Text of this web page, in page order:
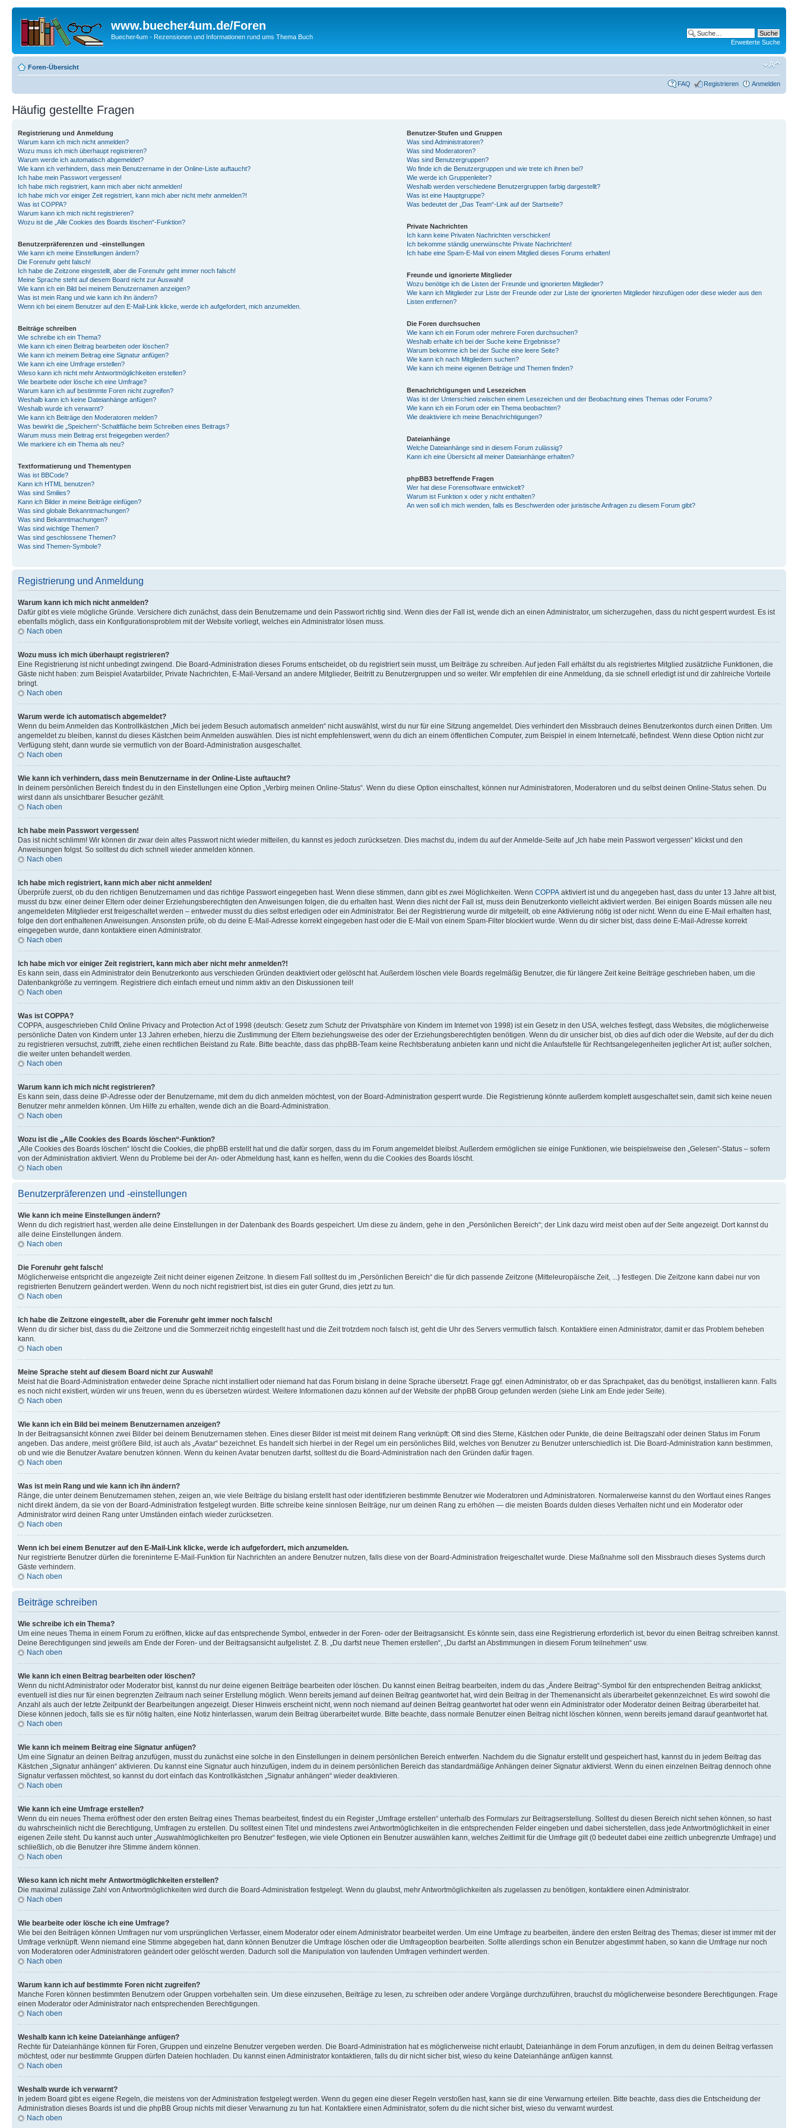
www.buecher4um.de/Foren
Buecher4um - Rezensionen und Informationen rund ums Thema Buch
Erweiterte Suche
Foren-Übersicht
FAQ Registrieren Anmelden
Häufig gestellte Fragen
Registrierung und Anmeldung
Warum kann ich mich nicht anmelden?
Wozu muss ich mich überhaupt registrieren?
Warum werde ich automatisch abgemeldet?
Wie kann ich verhindern, dass mein Benutzername in der Online-Liste auftaucht?
Ich habe mein Passwort vergessen!
Ich habe mich registriert, kann mich aber nicht anmelden!
Ich habe mich vor einiger Zeit registriert, kann mich aber nicht mehr anmelden?!
Was ist COPPA?
Warum kann ich mich nicht registrieren?
Wozu ist die „Alle Cookies des Boards löschen“-Funktion?
Benutzerpräferenzen und -einstellungen
Wie kann ich meine Einstellungen ändern?
Die Forenuhr geht falsch!
Ich habe die Zeitzone eingestellt, aber die Forenuhr geht immer noch falsch!
Meine Sprache steht auf diesem Board nicht zur Auswahl!
Wie kann ich ein Bild bei meinem Benutzernamen anzeigen?
Was ist mein Rang und wie kann ich ihn ändern?
Wenn ich bei einem Benutzer auf den E-Mail-Link klicke, werde ich aufgefordert, mich anzumelden.
Beiträge schreiben
Wie schreibe ich ein Thema?
Wie kann ich einen Beitrag bearbeiten oder löschen?
Wie kann ich meinem Beitrag eine Signatur anfügen?
Wie kann ich eine Umfrage erstellen?
Wieso kann ich nicht mehr Antwortmöglichkeiten erstellen?
Wie bearbeite oder lösche ich eine Umfrage?
Warum kann ich auf bestimmte Foren nicht zugreifen?
Weshalb kann ich keine Dateianhänge anfügen?
Weshalb wurde ich verwarnt?
Wie kann ich Beiträge den Moderatoren melden?
Was bewirkt die „Speichern“-Schaltfläche beim Schreiben eines Beitrags?
Warum muss mein Beitrag erst freigegeben werden?
Wie markiere ich ein Thema als neu?
Textformatierung und Thementypen
Was ist BBCode?
Kann ich HTML benutzen?
Was sind Smilies?
Kann ich Bilder in meine Beiträge einfügen?
Was sind globale Bekanntmachungen?
Was sind Bekanntmachungen?
Was sind wichtige Themen?
Was sind geschlossene Themen?
Was sind Themen-Symbole?
Benutzer-Stufen und Gruppen
Was sind Administratoren?
Was sind Moderatoren?
Was sind Benutzergruppen?
Wo finde ich die Benutzergruppen und wie trete ich ihnen bei?
Wie werde ich Gruppenleiter?
Weshalb werden verschiedene Benutzergruppen farbig dargestellt?
Was ist eine Hauptgruppe?
Was bedeutet der „Das Team“-Link auf der Startseite?
Private Nachrichten
Ich kann keine Privaten Nachrichten verschicken!
Ich bekomme ständig unerwünschte Private Nachrichten!
Ich habe eine Spam-E-Mail von einem Mitglied dieses Forums erhalten!
Freunde und ignorierte Mitglieder
Wozu benötige ich die Listen der Freunde und ignorierten Mitglieder?
Wie kann ich Mitglieder zur Liste der Freunde oder zur Liste der ignorierten Mitglieder hinzufügen oder diese wieder aus den
Listen entfernen?
Die Foren durchsuchen
Wie kann ich ein Forum oder mehrere Foren durchsuchen?
Weshalb erhalte ich bei der Suche keine Ergebnisse?
Warum bekomme ich bei der Suche eine leere Seite?
Wie kann ich nach Mitgliedern suchen?
Wie kann ich meine eigenen Beiträge und Themen finden?
Benachrichtigungen und Lesezeichen
Was ist der Unterschied zwischen einem Lesezeichen und der Beobachtung eines Themas oder Forums?
Wie kann ich ein Forum oder ein Thema beobachten?
Wie deaktiviere ich meine Benachrichtigungen?
Dateianhänge
Welche Dateianhänge sind in diesem Forum zulässig?
Kann ich eine Übersicht all meiner Dateianhänge erhalten?
phpBB3 betreffende Fragen
Wer hat diese Forensoftware entwickelt?
Warum ist Funktion x oder y nicht enthalten?
An wen soll ich mich wenden, falls es Beschwerden oder juristische Anfragen zu diesem Forum gibt?
Registrierung und Anmeldung
Warum kann ich mich nicht anmelden?
Dafür gibt es viele mögliche Gründe. Versichere dich zunächst, dass dein Benutzername und dein Passwort richtig sind. Wenn dies der Fall ist, wende dich an einen Administrator, um sicherzugehen, dass du nicht gesperrt wurdest. Es ist
ebenfalls möglich, dass ein Konfigurationsproblem mit der Website vorliegt, welches ein Administrator lösen muss.
Nach oben
Wozu muss ich mich überhaupt registrieren?
Eine Registrierung ist nicht unbedingt zwingend. Die Board-Administration dieses Forums entscheidet, ob du registriert sein musst, um Beiträge zu schreiben. Auf jeden Fall erhältst du als registriertes Mitglied zusätzliche Funktionen, die
Gäste nicht haben: zum Beispiel Avatarbilder, Private Nachrichten, E-Mail-Versand an andere Mitglieder, Beitritt zu Benutzergruppen und so weiter. Wir empfehlen dir eine Anmeldung, da sie schnell erledigt ist und dir zahlreiche Vorteile
bringt.
Nach oben
Warum werde ich automatisch abgemeldet?
Wenn du beim Anmelden das Kontrollkästchen „Mich bei jedem Besuch automatisch anmelden“ nicht auswählst, wirst du nur für eine Sitzung angemeldet. Dies verhindert den Missbrauch deines Benutzerkontos durch einen Dritten. Um
angemeldet zu bleiben, kannst du dieses Kästchen beim Anmelden auswählen. Dies ist nicht empfehlenswert, wenn du dich an einem öffentlichen Computer, zum Beispiel in einem Internetcafé, befindest. Wenn diese Option nicht zur
Verfügung steht, dann wurde sie vermutlich von der Board-Administration ausgeschaltet.
Nach oben
Wie kann ich verhindern, dass mein Benutzername in der Online-Liste auftaucht?
In deinem persönlichen Bereich findest du in den Einstellungen eine Option „Verbirg meinen Online-Status“. Wenn du diese Option einschaltest, können nur Administratoren, Moderatoren und du selbst deinen Online-Status sehen. Du
wirst dann als unsichtbarer Besucher gezählt.
Nach oben
Ich habe mein Passwort vergessen!
Das ist nicht schlimm! Wir können dir zwar dein altes Passwort nicht wieder mitteilen, du kannst es jedoch zurücksetzen. Dies machst du, indem du auf der Anmelde-Seite auf „Ich habe mein Passwort vergessen“ klickst und den
Anweisungen folgst. So solltest du dich schnell wieder anmelden können.
Nach oben
Ich habe mich registriert, kann mich aber nicht anmelden!
Überprüfe zuerst, ob du den richtigen Benutzernamen und das richtige Passwort eingegeben hast. Wenn diese stimmen, dann gibt es zwei Möglichkeiten. Wenn COPPA aktiviert ist und du angegeben hast, dass du unter 13 Jahre alt bist,
musst du bzw. einer deiner Eltern oder deiner Erziehungsberechtigten den Anweisungen folgen, die du erhalten hast. Wenn dies nicht der Fall ist, muss dein Benutzerkonto vielleicht aktiviert werden. Bei einigen Boards müssen alle neu
angemeldeten Mitglieder erst freigeschaltet werden – entweder musst du dies selbst erledigen oder ein Administrator. Bei der Registrierung wurde dir mitgeteilt, ob eine Aktivierung nötig ist oder nicht. Wenn du eine E-Mail erhalten hast,
folge den dort enthaltenen Anweisungen. Ansonsten prüfe, ob du deine E-Mail-Adresse korrekt eingegeben hast oder die E-Mail von einem Spam-Filter blockiert wurde. Wenn du dir sicher bist, dass deine E-Mail-Adresse korrekt
eingegeben wurde, dann kontaktiere einen Administrator.
Nach oben
Ich habe mich vor einiger Zeit registriert, kann mich aber nicht mehr anmelden?!
Es kann sein, dass ein Administrator dein Benutzerkonto aus verschieden Gründen deaktiviert oder gelöscht hat. Außerdem löschen viele Boards regelmäßig Benutzer, die für längere Zeit keine Beiträge geschrieben haben, um die
Datenbankgröße zu verringern. Registriere dich einfach erneut und nimm aktiv an den Diskussionen teil!
Nach oben
Was ist COPPA?
COPPA, ausgeschrieben Child Online Privacy and Protection Act of 1998 (deutsch: Gesetz zum Schutz der Privatsphäre von Kindern im Internet von 1998) ist ein Gesetz in den USA, welches festlegt, dass Websites, die möglicherweise
persönliche Daten von Kindern unter 13 Jahren erheben, hierzu die Zustimmung der Eltern beziehungsweise des oder der Erziehungsberechtigten benötigen. Wenn du dir unsicher bist, ob dies auf dich oder die Website, auf der du dich
zu registrieren versuchst, zutrifft, ziehe einen rechtlichen Beistand zu Rate. Bitte beachte, dass das phpBB-Team keine Rechtsberatung anbieten kann und nicht die Anlaufstelle für Rechtsangelegenheiten jeglicher Art ist; außer solchen,
die weiter unten behandelt werden.
Nach oben
Warum kann ich mich nicht registrieren?
Es kann sein, dass deine IP-Adresse oder der Benutzername, mit dem du dich anmelden möchtest, von der Board-Administration gesperrt wurde. Die Registrierung könnte außerdem komplett ausgeschaltet sein, damit sich keine neuen
Benutzer mehr anmelden können. Um Hilfe zu erhalten, wende dich an die Board-Administration.
Nach oben
Wozu ist die „Alle Cookies des Boards löschen“-Funktion?
„Alle Cookies des Boards löschen“ löscht die Cookies, die phpBB erstellt hat und die dafür sorgen, dass du im Forum angemeldet bleibst. Außerdem ermöglichen sie einige Funktionen, wie beispielsweise den „Gelesen“-Status – sofern
von der Administration aktiviert. Wenn du Probleme bei der An- oder Abmeldung hast, kann es helfen, wenn du die Cookies des Boards löscht.
Nach oben
Benutzerpräferenzen und -einstellungen
Wie kann ich meine Einstellungen ändern?
Wenn du dich registriert hast, werden alle deine Einstellungen in der Datenbank des Boards gespeichert. Um diese zu ändern, gehe in den „Persönlichen Bereich“; der Link dazu wird meist oben auf der Seite angezeigt. Dort kannst du
alle deine Einstellungen ändern.
Nach oben
Die Forenuhr geht falsch!
Möglicherweise entspricht die angezeigte Zeit nicht deiner eigenen Zeitzone. In diesem Fall solltest du im „Persönlichen Bereich“ die für dich passende Zeitzone (Mitteleuropäische Zeit, ...) festlegen. Die Zeitzone kann dabei nur von
registrierten Benutzern geändert werden. Wenn du noch nicht registriert bist, ist dies ein guter Grund, dies jetzt zu tun.
Nach oben
Ich habe die Zeitzone eingestellt, aber die Forenuhr geht immer noch falsch!
Wenn du dir sicher bist, dass du die Zeitzone und die Sommerzeit richtig eingestellt hast und die Zeit trotzdem noch falsch ist, geht die Uhr des Servers vermutlich falsch. Kontaktiere einen Administrator, damit er das Problem beheben
kann.
Nach oben
Meine Sprache steht auf diesem Board nicht zur Auswahl!
Meist hat die Board-Administration entweder deine Sprache nicht installiert oder niemand hat das Forum bislang in deine Sprache übersetzt. Frage ggf. einen Administrator, ob er das Sprachpaket, das du benötigst, installieren kann. Falls
es noch nicht existiert, würden wir uns freuen, wenn du es übersetzen würdest. Weitere Informationen dazu können auf der Website der phpBB Group gefunden werden (siehe Link am Ende jeder Seite).
Nach oben
Wie kann ich ein Bild bei meinem Benutzernamen anzeigen?
In der Beitragsansicht können zwei Bilder bei deinem Benutzernamen stehen. Eines dieser Bilder ist meist mit deinem Rang verknüpft: Oft sind dies Sterne, Kästchen oder Punkte, die deine Beitragszahl oder deinen Status im Forum
angeben. Das andere, meist größere Bild, ist auch als „Avatar“ bezeichnet. Es handelt sich hierbei in der Regel um ein persönliches Bild, welches von Benutzer zu Benutzer unterschiedlich ist. Die Board-Administration kann bestimmen,
ob und wie die Benutzer Avatare benutzen können. Wenn du keinen Avatar benutzen darfst, solltest du die Board-Administration nach den Gründen dafür fragen.
Nach oben
Was ist mein Rang und wie kann ich ihn ändern?
Ränge, die unter deinem Benutzernamen stehen, zeigen an, wie viele Beiträge du bislang erstellt hast oder identifizieren bestimmte Benutzer wie Moderatoren und Administratoren. Normalerweise kannst du den Wortlaut eines Ranges
nicht direkt ändern, da sie von der Board-Administration festgelegt wurden. Bitte schreibe keine sinnlosen Beiträge, nur um deinen Rang zu erhöhen — die meisten Boards dulden dieses Verhalten nicht und ein Moderator oder
Administrator wird deinen Rang unter Umständen einfach wieder zurücksetzen.
Nach oben
Wenn ich bei einem Benutzer auf den E-Mail-Link klicke, werde ich aufgefordert, mich anzumelden.
Nur registrierte Benutzer dürfen die foreninterne E-Mail-Funktion für Nachrichten an andere Benutzer nutzen, falls diese von der Board-Administration freigeschaltet wurde. Diese Maßnahme soll den Missbrauch dieses Systems durch
Gäste verhindern.
Nach oben
Beiträge schreiben
Wie schreibe ich ein Thema?
Um eine neues Thema in einem Forum zu eröffnen, klicke auf das entsprechende Symbol, entweder in der Foren- oder der Beitragsansicht. Es könnte sein, dass eine Registrierung erforderlich ist, bevor du einen Beitrag schreiben kannst.
Deine Berechtigungen sind jeweils am Ende der Foren- und der Beitragsansicht aufgelistet. Z. B. „Du darfst neue Themen erstellen“, „Du darfst an Abstimmungen in diesem Forum teilnehmen“ usw.
Nach oben
Wie kann ich einen Beitrag bearbeiten oder löschen?
Wenn du nicht Administrator oder Moderator bist, kannst du nur deine eigenen Beiträge bearbeiten oder löschen. Du kannst einen Beitrag bearbeiten, indem du das „Ändere Beitrag“-Symbol für den entsprechenden Beitrag anklickst;
eventuell ist dies nur für einen begrenzten Zeitraum nach seiner Erstellung möglich. Wenn bereits jemand auf deinen Beitrag geantwortet hat, wird dein Beitrag in der Themenansicht als überarbeitet gekennzeichnet. Es wird sowohl die
Anzahl als auch der letzte Zeitpunkt der Bearbeitungen angezeigt. Dieser Hinweis erscheint nicht, wenn noch niemand auf deinen Beitrag geantwortet hat oder wenn ein Administrator oder Moderator deinen Beitrag überarbeitet hat.
Diese können jedoch, falls sie es für nötig halten, eine Notiz hinterlassen, warum dein Beitrag überarbeitet wurde. Bitte beachte, dass normale Benutzer einen Beitrag nicht löschen können, wenn bereits jemand darauf geantwortet hat.
Nach oben
Wie kann ich meinem Beitrag eine Signatur anfügen?
Um eine Signatur an deinen Beitrag anzufügen, musst du zunächst eine solche in den Einstellungen in deinem persönlichen Bereich entwerfen. Nachdem du die Signatur erstellt und gespeichert hast, kannst du in jedem Beitrag das
Kästchen „Signatur anhängen“ aktivieren. Du kannst eine Signatur auch hinzufügen, indem du in deinem persönlichen Bereich das standardmäßige Anhängen deiner Signatur aktivierst. Wenn du einen einzelnen Beitrag dennoch ohne
Signatur verfassen möchtest, so kannst du dort einfach das Kontrollkästchen „Signatur anhängen“ wieder deaktivieren.
Nach oben
Wie kann ich eine Umfrage erstellen?
Wenn du ein neues Thema eröffnest oder den ersten Beitrag eines Themas bearbeitest, findest du ein Register „Umfrage erstellen“ unterhalb des Formulars zur Beitragserstellung. Solltest du diesen Bereich nicht sehen können, so hast
du wahrscheinlich nicht die Berechtigung, Umfragen zu erstellen. Du solltest einen Titel und mindestens zwei Antwortmöglichkeiten in die entsprechenden Felder eingeben und dabei sicherstellen, dass jede Antwortmöglichkeit in einer
eigenen Zeile steht. Du kannst auch unter „Auswahlmöglichkeiten pro Benutzer“ festlegen, wie viele Optionen ein Benutzer auswählen kann, welches Zeitlimit für die Umfrage gilt (0 bedeutet dabei eine zeitlich unbegrenzte Umfrage) und
schließlich, ob die Benutzer ihre Stimme ändern können.
Nach oben
Wieso kann ich nicht mehr Antwortmöglichkeiten erstellen?
Die maximal zulässige Zahl von Antwortmöglichkeiten wird durch die Board-Administration festgelegt. Wenn du glaubst, mehr Antwortmöglichkeiten als zugelassen zu benötigen, kontaktiere einen Administrator.
Nach oben
Wie bearbeite oder lösche ich eine Umfrage?
Wie bei den Beiträgen können Umfragen nur vom ursprünglichen Verfasser, einem Moderator oder einem Administrator bearbeitet werden. Um eine Umfrage zu bearbeiten, ändere den ersten Beitrag des Themas; dieser ist immer mit der
Umfrage verknüpft. Wenn niemand eine Stimme abgegeben hat, dann können Benutzer die Umfrage löschen oder die Umfrageoption bearbeiten. Sollte allerdings schon ein Benutzer abgestimmt haben, so kann die Umfrage nur noch
von Moderatoren oder Administratoren geändert oder gelöscht werden. Dadurch soll die Manipulation von laufenden Umfragen verhindert werden.
Nach oben
Warum kann ich auf bestimmte Foren nicht zugreifen?
Manche Foren können bestimmten Benutzern oder Gruppen vorbehalten sein. Um diese einzusehen, Beiträge zu lesen, zu schreiben oder andere Vorgänge durchzuführen, brauchst du möglicherweise besondere Berechtigungen. Frage
einen Moderator oder Administrator nach entsprechenden Berechtigungen.
Nach oben
Weshalb kann ich keine Dateianhänge anfügen?
Rechte für Dateianhänge können für Foren, Gruppen und einzelne Benutzer vergeben werden. Die Board-Administration hat es möglicherweise nicht erlaubt, Dateianhänge in dem Forum anzufügen, in dem du deinen Beitrag verfassen
möchtest, oder nur bestimmte Gruppen dürfen Dateien hochladen. Du kannst einen Administrator kontaktieren, falls du dir nicht sicher bist, wieso du keine Dateianhänge anfügen kannst.
Nach oben
Weshalb wurde ich verwarnt?
In jedem Board gibt es eigene Regeln, die meistens von der Administration festgelegt werden. Wenn du gegen eine dieser Regeln verstoßen hast, kann sie dir eine Verwarnung erteilen. Bitte beachte, dass dies die Entscheidung der
Administration dieses Boards ist und die phpBB Group nichts mit dieser Verwarnung zu tun hat. Kontaktiere einen Administrator, sofern du die nicht sicher bist, wieso du verwarnt wurdest.
Nach oben